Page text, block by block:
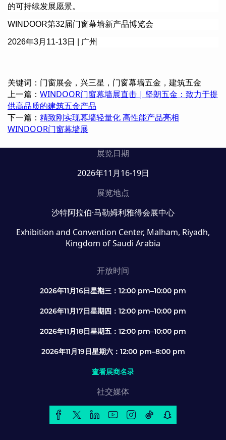
的可持续发展愿景。
WINDOOR第32届门窗幕墙新产品博览会
2026年3月 11-13日 广州
关键词：门窗展会，兴三星，门窗幕墙五金，建筑五金
上一篇： WINDOOR门窗幕墙展直击 | 坚朗五金：致力于提
供高品质的建筑五金产品
下一篇： 精致刚实现幕墙轻量化 高性能产品亮相
WINDOOR门窗幕墙展
展览日期
2026年11月16-19日
展览地点
沙特阿拉伯·马勒姆利雅得会展中心
Exhibition and Convention Center, Malham, Riyadh,
Kingdom of Saudi Arabia
开放时间
2026年11月16日星期三：12:00 pm–10:00 pm
2026年11月17日星期四：12:00 pm–10:00 pm
2026年11月18日星期五：12:00 pm–10:00 pm
2026年11月19日星期六：12:00 pm–8:00 pm
查看展商名录
社交媒体